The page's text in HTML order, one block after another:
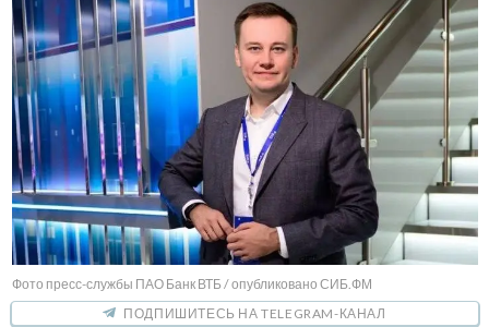
Фото пресс-службы ПАО Банк ВТБ / опубликовано СИБ.ФМ
ПОДПИШИТЕСЬ НА TELEGRAM-КАНАЛ